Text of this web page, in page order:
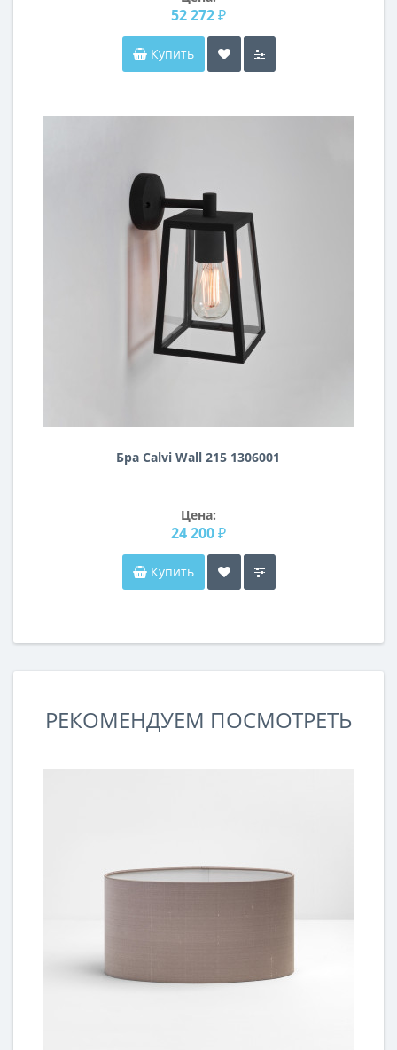
52 272 ₽
Купить
Бра Calvi Wall 215 1306001
Цена:
24 200 ₽
Купить
РЕКОМЕНДУЕМ ПОСМОТРЕТЬ